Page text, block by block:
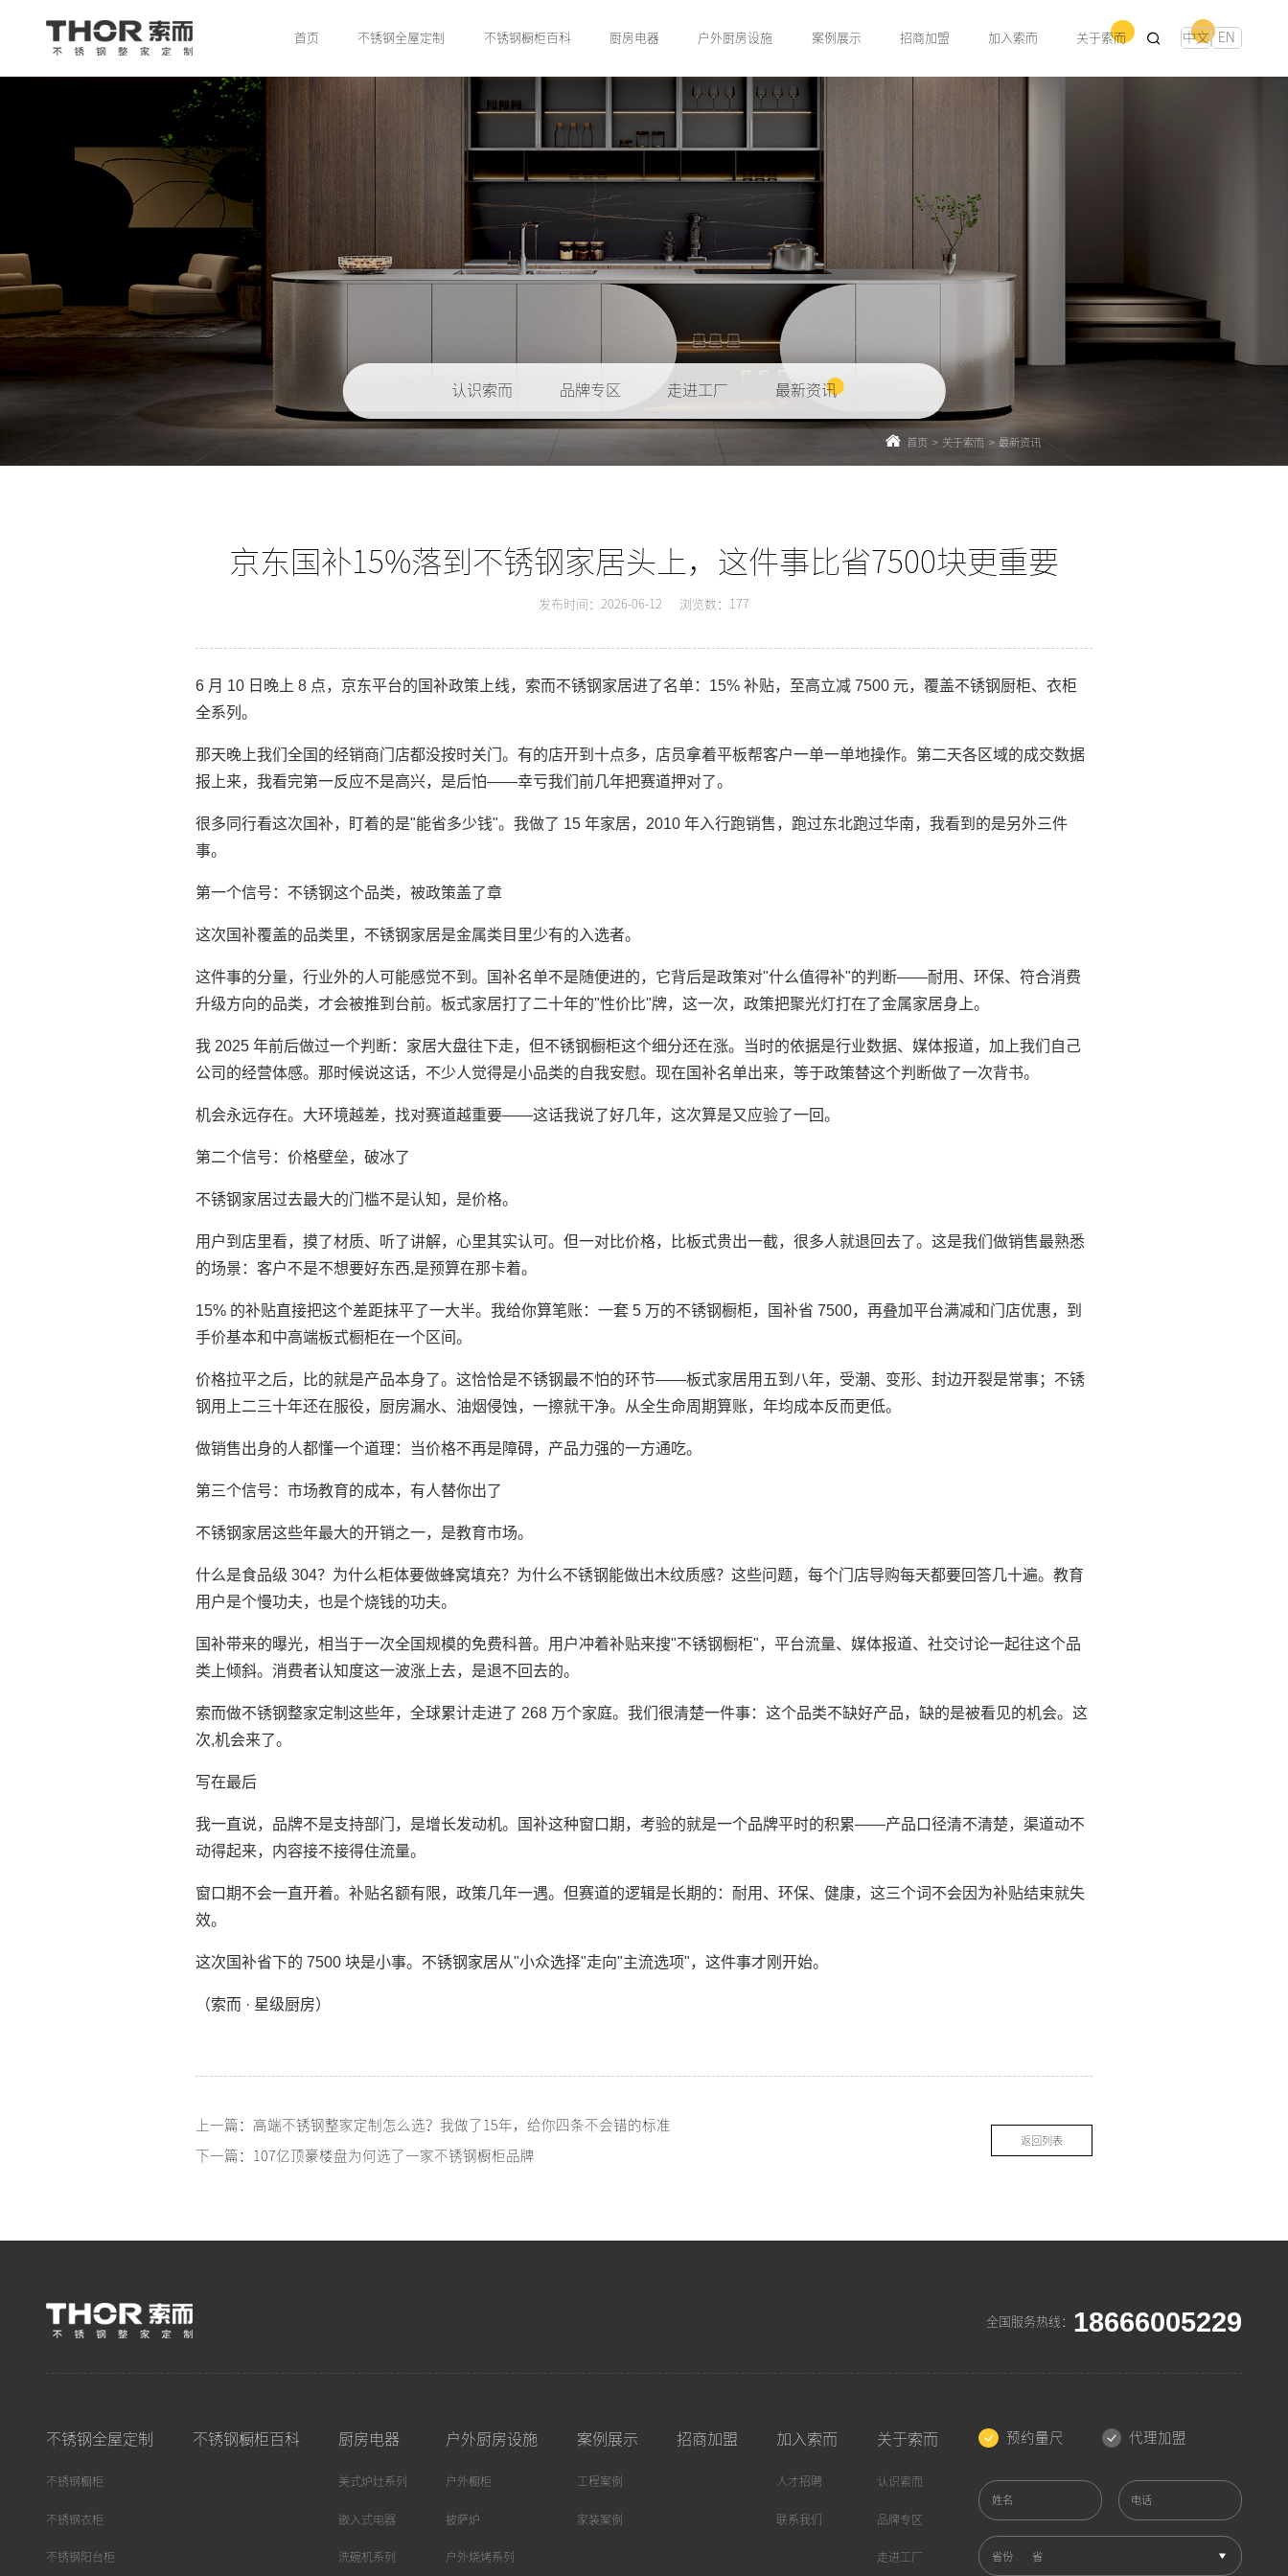
首页 不锈钢全屋定制 不锈钢橱柜百科 厨房电器 户外厨房设施 案例展示 招商加盟 加入索而 关于索而 中文 EN
认识索而 品牌专区 走进工厂 最新资讯
首页 > 关于索而 > 最新资讯
京东国补15%落到不锈钢家居头上，这件事比省7500块更重要
发布时间：2026-06-12 浏览数：177
6 月 10 日晚上 8 点，京东平台的国补政策上线，索而不锈钢家居进了名单：15% 补贴，至高立减 7500 元，覆盖不锈钢厨柜、衣柜
全系列。
那天晚上我们全国的经销商门店都没按时关门。有的店开到十点多，店员拿着平板帮客户一单一单地操作。第二天各区域的成交数据
报上来，我看完第一反应不是高兴，是后怕——幸亏我们前几年把赛道押对了。
很多同行看这次国补，盯着的是"能省多少钱"。我做了 15 年家居，2010 年入行跑销售，跑过东北跑过华南，我看到的是另外三件
事。
第一个信号：不锈钢这个品类，被政策盖了章
这次国补覆盖的品类里，不锈钢家居是金属类目里少有的入选者。
这件事的分量，行业外的人可能感觉不到。国补名单不是随便进的，它背后是政策对"什么值得补"的判断——耐用、环保、符合消费
升级方向的品类，才会被推到台前。板式家居打了二十年的"性价比"牌，这一次，政策把聚光灯打在了金属家居身上。
我 2025 年前后做过一个判断：家居大盘往下走，但不锈钢橱柜这个细分还在涨。当时的依据是行业数据、媒体报道，加上我们自己
公司的经营体感。那时候说这话，不少人觉得是小品类的自我安慰。现在国补名单出来，等于政策替这个判断做了一次背书。
机会永远存在。大环境越差，找对赛道越重要——这话我说了好几年，这次算是又应验了一回。
第二个信号：价格壁垒，破冰了
不锈钢家居过去最大的门槛不是认知，是价格。
用户到店里看，摸了材质、听了讲解，心里其实认可。但一对比价格，比板式贵出一截，很多人就退回去了。这是我们做销售最熟悉
的场景：客户不是不想要好东西,是预算在那卡着。
15% 的补贴直接把这个差距抹平了一大半。我给你算笔账：一套 5 万的不锈钢橱柜，国补省 7500，再叠加平台满减和门店优惠，到
手价基本和中高端板式橱柜在一个区间。
价格拉平之后，比的就是产品本身了。这恰恰是不锈钢最不怕的环节——板式家居用五到八年，受潮、变形、封边开裂是常事；不锈
钢用上二三十年还在服役，厨房漏水、油烟侵蚀，一擦就干净。从全生命周期算账，年均成本反而更低。
做销售出身的人都懂一个道理：当价格不再是障碍，产品力强的一方通吃。
第三个信号：市场教育的成本，有人替你出了
不锈钢家居这些年最大的开销之一，是教育市场。
什么是食品级 304？为什么柜体要做蜂窝填充？为什么不锈钢能做出木纹质感？这些问题，每个门店导购每天都要回答几十遍。教育
用户是个慢功夫，也是个烧钱的功夫。
国补带来的曝光，相当于一次全国规模的免费科普。用户冲着补贴来搜"不锈钢橱柜"，平台流量、媒体报道、社交讨论一起往这个品
类上倾斜。消费者认知度这一波涨上去，是退不回去的。
索而做不锈钢整家定制这些年，全球累计走进了 268 万个家庭。我们很清楚一件事：这个品类不缺好产品，缺的是被看见的机会。这
次,机会来了。
写在最后
我一直说，品牌不是支持部门，是增长发动机。国补这种窗口期，考验的就是一个品牌平时的积累——产品口径清不清楚，渠道动不
动得起来，内容接不接得住流量。
窗口期不会一直开着。补贴名额有限，政策几年一遇。但赛道的逻辑是长期的：耐用、环保、健康，这三个词不会因为补贴结束就失
效。
这次国补省下的 7500 块是小事。不锈钢家居从"小众选择"走向"主流选项"，这件事才刚开始。
（索而 · 星级厨房）
上一篇：高端不锈钢整家定制怎么选？我做了15年，给你四条不会错的标准
下一篇：107亿顶豪楼盘为何选了一家不锈钢橱柜品牌
返回列表
全国服务热线： 18666005229
不锈钢全屋定制
不锈钢橱柜
不锈钢衣柜
不锈钢阳台柜
不锈钢橱柜百科 厨房电器
美式炉灶系列
嵌入式电器
洗碗机系列
户外厨房设施
户外橱柜
披萨炉
户外烧烤系列
案例展示
工程案例
家装案例
招商加盟 加入索而
人才招聘
联系我们
关于索而
认识索而
品牌专区
走进工厂
预约量尺 代理加盟
姓名 电话
省份